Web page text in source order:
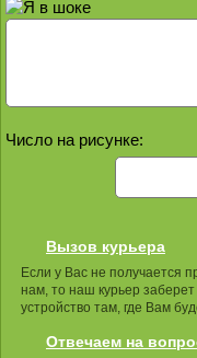
Число на рисунке:
Вызов курьера
Если у Вас не получается
нам, то наш курьер
устройство там, где Вам
Отвечаем на